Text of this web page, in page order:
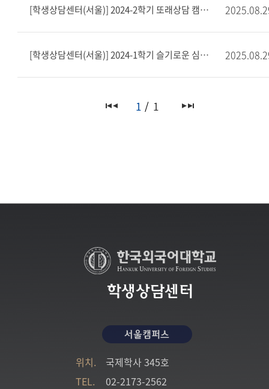
[학생상담센터(서울)] 2024-2학기 또래상담 캠페인
[학생상담센터(서울)] 2024-1학기 슬기로운 심리 수업
1 1
학생상담센터
서울캠퍼스
위치.
국제학사 345호
TEL.
02-2173-2562